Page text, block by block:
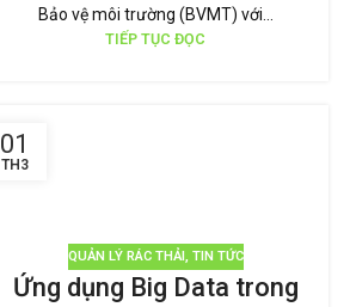
Bảo vệ môi trường (BVMT) với...
TIẾP TỤC ĐỌC
01
TH3
QUẢN LÝ RÁC THẢI, TIN TỨC
Ứng dụng Big Data trong